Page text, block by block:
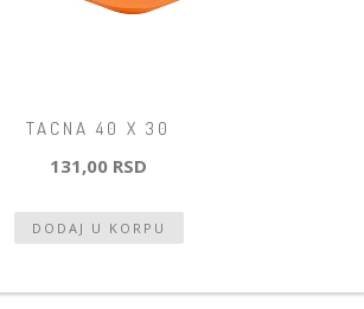
TACNA 40 X 30
131,00 RSD